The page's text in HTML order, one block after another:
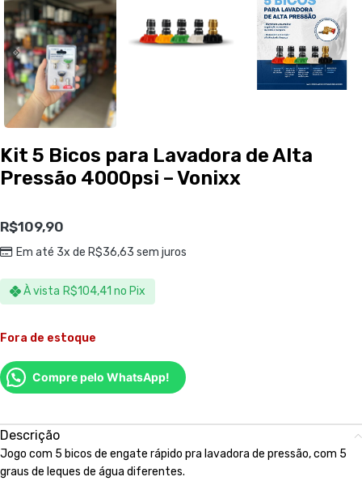
Kit 5 Bicos para Lavadora de Alta
Pressão 4000psi – Vonixx
R$109,90
Em até 3x de R$36,63 sem juros
À vista R$104,41 no Pix
Fora de estoque
Compre pelo WhatsApp!
Descrição
Jogo com 5 bicos de engate rápido pra lavadora de pressão, com 5
graus de leques de água diferentes.